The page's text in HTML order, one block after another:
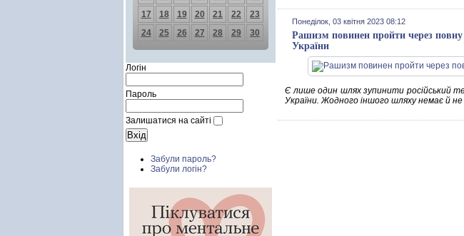
17
18 19 20 21 22
23
24
25 26 27 28 29 30
Логін
Пароль
Залишатися на сайті
Забули пароль?
Забули логін?
Понеділок, 03 квітня 2023 08:12
Рашизм повинен пройти через повну
України
Є лише один шлях зупинити російський
України. Жодного іншого шляху немає й не